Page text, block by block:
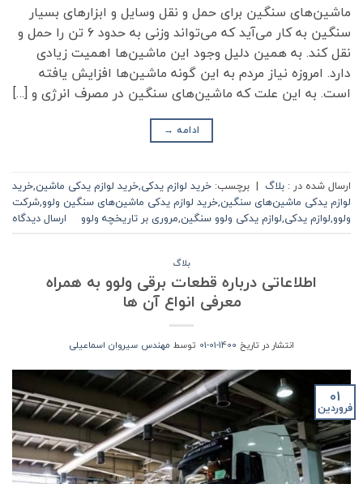
ماشین‌های سنگین برای حمل و نقل وسایل و ابزارهای بسیار
سنگین به کار می‌آید که می‌تواند وزنی به حدود ۶ تن را حمل و
نقل کند. به همین دلیل وجود این ماشین‌ها اهمیت زیادی
دارد. امروزه نیاز مردم به این گونه ماشین‌ها افزایش یافته
است. به این علت که ماشین‌های سنگین در مصرف انرژی و […]
ادامه →
ارسال شده در : بلاگ | برچسب: خرید لوازم یدکی,خرید لوازم یدکی ماشین‌,خرید
لوازم یدکی ماشین‌های سنگین,خرید لوازم یدکی ماشین‌های سنگین ولوو,شرکت
ولوو,لوازم یدکی,لوازم یدکی ولوو سنگین,مروری بر تاریخچه ولوو ارسال دیدگاه
بلاگ
اطلاعاتی درباره قطعات برقی ولوو به همراه
معرفی انواع آن ها
انتشار در تاریخ 1400-01-01 توسط مهندس سیروان اسماعیلی
01
فروردین